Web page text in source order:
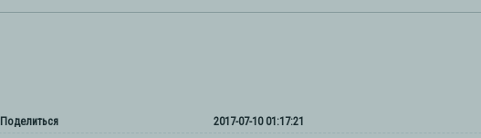
Поделиться 2017-07-10 01:17:21